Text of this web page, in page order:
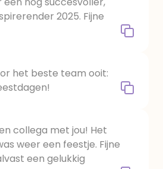
2025. Fijne
het beste team ooit:
collega met jou! Het
weer een feestje. Fijne
een gelukkig